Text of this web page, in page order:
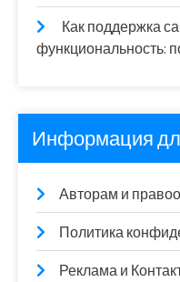
Как поддержка
функциональность:
Информация
Авторам и
Политика
Реклама и